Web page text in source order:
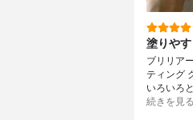
塗りや
ブリリア
ティング
いろいろ
続きを見る